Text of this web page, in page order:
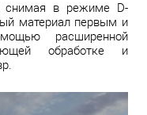
снимая в режиме D-
материал первым и
расширенной
обработке и